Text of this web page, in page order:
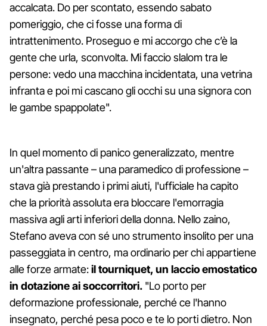
accalcata. Do per scontato, essendo sabato
pomeriggio, che ci fosse una forma di
intrattenimento. Proseguo e mi accorgo che c’è la
gente che urla, sconvolta. Mi faccio slalom tra le
persone: vedo una macchina incidentata, una vetrina
infranta e poi mi cascano gli occhi su una signora con
le gambe spappolate".
In quel momento di panico generalizzato, mentre
un'altra passante – una paramedico di professione –
stava già prestando i primi aiuti, l'ufficiale ha capito
che la priorità assoluta era bloccare l'emorragia
massiva agli arti inferiori della donna. Nello zaino,
Stefano aveva con sé uno strumento insolito per una
passeggiata in centro, ma ordinario per chi appartiene
alle forze armate:il tourniquet, un laccio emostatico
in dotazione ai soccorritori. "Lo porto per
deformazione professionale, perché ce l'hanno
insegnato, perché pesa poco e te lo porti dietro. Non